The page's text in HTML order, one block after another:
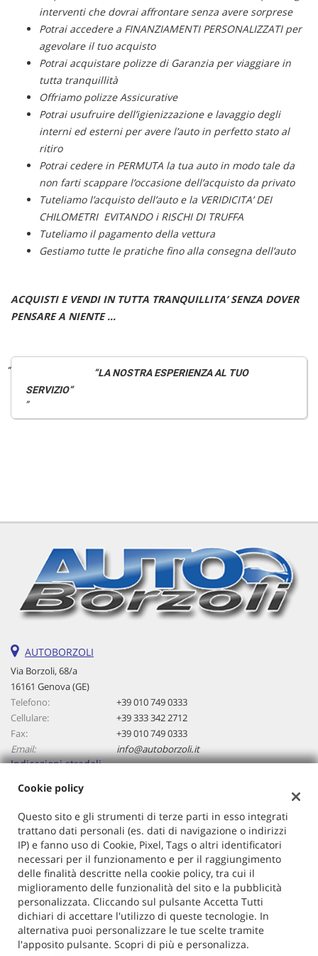
interventi che dovrai affrontare senza avere sorprese
Potrai accedere a FINANZIAMENTI PERSONALIZZATI per
agevolare il tuo acquisto
Potrai acquistare polizze di Garanzia per viaggiare in
tutta tranquillità
Offriamo polizze Assicurative
Potrai usufruire dell’igienizzazione e lavaggio degli
interni ed esterni per avere l’auto in perfetto stato al
ritiro
Potrai cedere in PERMUTA la tua auto in modo tale da
non farti scappare l’occasione dell’acquisto da privato
Tuteliamo l’acquisto dell’auto e la VERIDICITA’ DEI
CHILOMETRI EVITANDO i RISCHI DI TRUFFA
Tuteliamo il pagamento della vettura
Gestiamo tutte le pratiche fino alla consegna dell’auto
ACQUISTI E VENDI IN TUTTA TRANQUILLITA’ SENZA DOVER
PENSARE A NIENTE …
“LA NOSTRA ESPERIENZA AL TUO
SERVIZIO”
AUTOBORZOLI
Via Borzoli, 68/a
16161 Genova (GE)
Telefono:
+39 010 749 0333
Cellulare:
+39 333 342 2712
Fax:
+39 010 749 0333
Email:
info@autoborzoli.it
Indicazioni stradali
Dati fiscali:
Autoborzoli Di Cavallaro Antonino
Via Borzoli, 68/a, Genova (GE)
C.F/P.IVA:01153970106
Registro delle imprese:GE
Cookie policy
Questo sito e gli strumenti di terze parti in esso integrati
trattano dati personali (es. dati di navigazione o indirizzi
IP) e fanno uso di Cookie, Pixel, Tags o altri identificatori
necessari per il funzionamento e per il raggiungimento
delle finalità descritte nella cookie policy, tra cui il
miglioramento delle funzionalità del sito e la pubblicità
personalizzata. Cliccando sul pulsante Accetta Tutti
dichiari di accettare l'utilizzo di queste tecnologie. In
alternativa puoi personalizzare le tue scelte tramite
l'apposito pulsante. Scopri di più e personalizza.
Salva
le